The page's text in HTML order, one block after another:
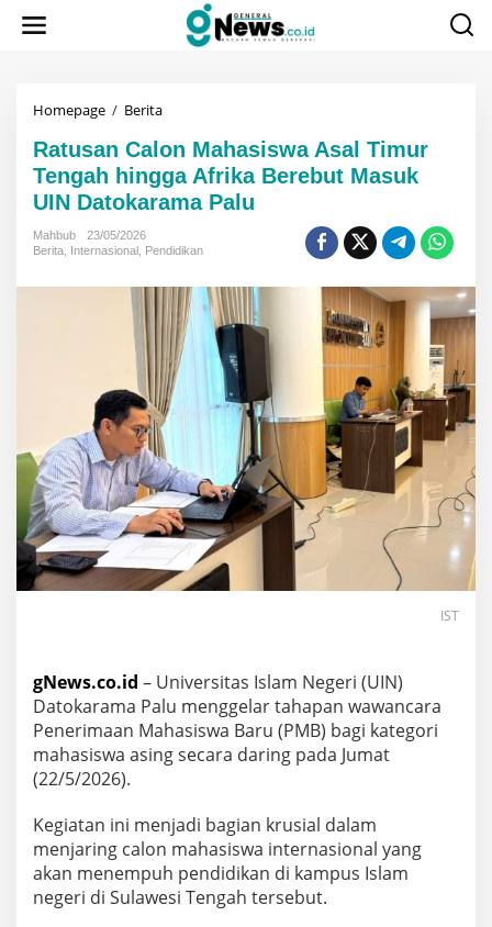
Homepage / BeritaRatusan
Mahasiswa
Asal
Timur
Tengah
Afrika
Masuk
UIN
Datokarama
Palu
Ratusan Calon Mahasiswa Asal Timur
Tengah hingga Afrika Berebut Masuk
UIN Datokarama Palu
Mahbub
23/05/2026
Berita Internasional Pendidikan
IST
gNews.co.id – Universitas Islam Negeri (UIN)
Datokarama Palu menggelar tahapan wawancara
Penerimaan Mahasiswa Baru (PMB) bagi kategori
mahasiswa asing secara daring pada Jumat
(22/5/2026).
Kegiatan ini menjadi bagian krusial dalam
menjaring calon mahasiswa internasional yang
akan menempuh pendidikan di kampus Islam
negeri di Sulawesi Tengah tersebut.